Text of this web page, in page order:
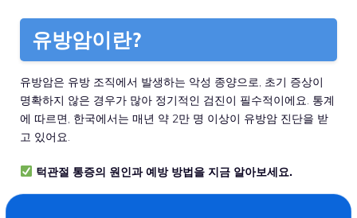
유방암이란?
유방암은 유방 조직에서 발생하는 악성 종양으로, 초기 증상이
명확하지 않은 경우가 많아 정기적인 검진이 필수적이에요. 통계
에 따르면, 한국에서는 매년 약 2만 명 이상이 유방암 진단을 받
고 있어요.
턱관절 통증의 원인과 예방 방법을 지금 알아보세요.